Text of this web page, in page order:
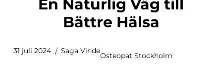
En Naturlig Väg till
Bättre Hälsa
31 juli 2024 Saga Vinde
Osteopat Stockholm